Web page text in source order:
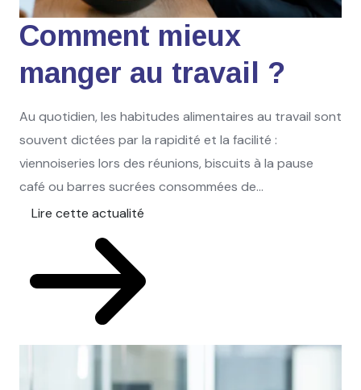
Comment mieux
manger au travail ?
Au quotidien, les habitudes alimentaires au travail sont
souvent dictées par la rapidité et la facilité :
viennoiseries lors des réunions, biscuits à la pause
café ou barres sucrées consommées de...
Lire cette actualité